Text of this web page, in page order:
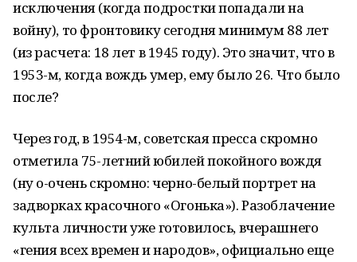
исключения (когда подростки попадали на
войну), то фронтовику сегодня минимум 88 лет
(из расчета: 18 лет в 1945 году). Это значит, что в
1953-м, когда вождь умер, ему было 26. Что было
после?
Через год, в 1954-м, советская пресса скромно
отметила 75-летний юбилей покойного вождя
(ну о-очень скромно: черно-белый портрет на
задворках красочного «Огонька»). Разоблачение
культа личности уже готовилось, вчерашнего
«гения всех времен и народов», официально еще